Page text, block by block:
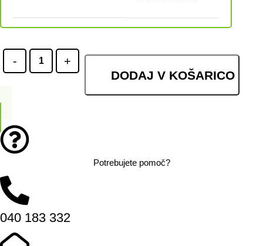
DODAJ V KOŠARICO
Potrebujete pomoč?
040 183 332